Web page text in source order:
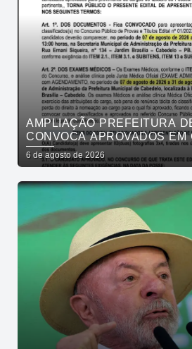
AMPLIAÇÃO PREFEITURA
CONVOCA APROVADOS EM
PÚBLICO DA SAÚDE PARA
DE DOCUMENTOS
6 de agosto de 2026